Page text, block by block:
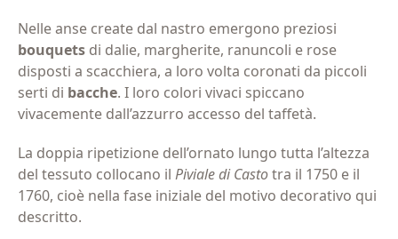
Nelle anse create dal nastro emergono preziosi
bouquets di dalie, margherite, ranuncoli e rose
disposti a scacchiera, a loro volta coronati da piccoli
serti di bacche. I loro colori vivaci spiccano
vivacemente dall’azzurro accesso del taffetà.
La doppia ripetizione dell’ornato lungo tutta l’altezza
del tessuto collocano il Piviale di Castotra il 1750 e il
1760, cioè nella fase iniziale del motivo decorativo qui
descritto.